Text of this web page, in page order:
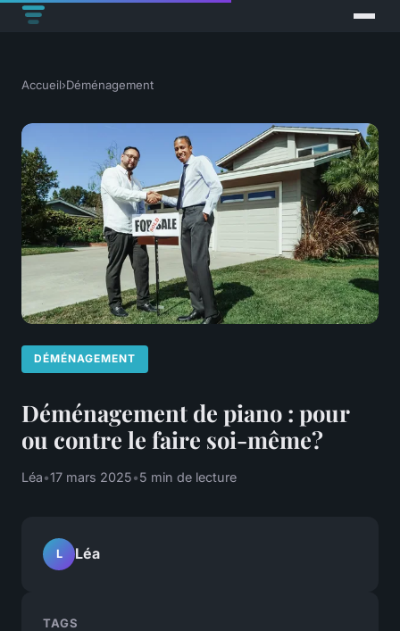
Accueil›Déménagement
DÉMÉNAGEMENT
Déménagement de piano : pour
ou contre le faire soi-même?
Léa•17 mars 2025•5 min de lecture
L Léa
TAGS